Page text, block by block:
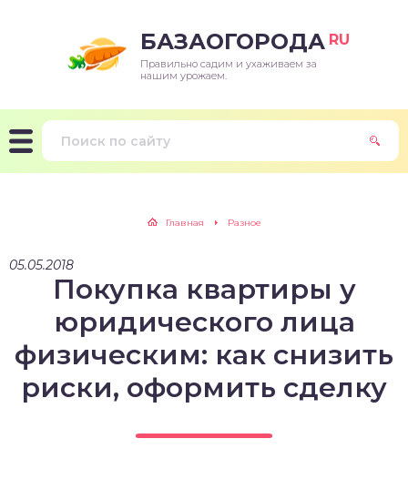
БАЗАОГОРОДА RU
Правильно садим и ухаживаем за
нашим урожаем.
Главная Разное
05.05.2018
Покупка квартиры у
юридического лица
физическим: как снизить
риски, оформить сделку